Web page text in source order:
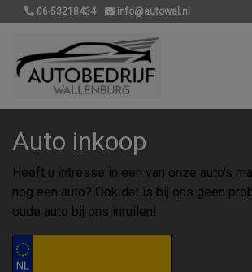
06-53218434 info@autowal.nl
Auto inkoop
Heeft u intresse in een van onze auto's
nog een auto? Ook dat is bij ons geen
oude auto bij ons inruilen!